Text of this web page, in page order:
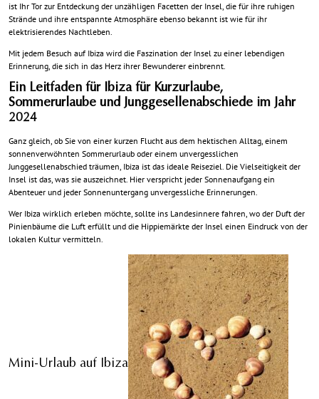
ist Ihr Tor zur Entdeckung der unzähligen Facetten der Insel, die für ihre ruhigen
Strände und ihre entspannte Atmosphäre ebenso bekannt ist wie für ihr
elektrisierendes Nachtleben.
Mit jedem Besuch auf Ibiza wird die Faszination der Insel zu einer lebendigen
Erinnerung, die sich in das Herz ihrer Bewunderer einbrennt.
Ein Leitfaden für Ibiza für Kurzurlaube,
Sommerurlaube und Junggesellenabschiede im Jahr
2024
Ganz gleich, ob Sie von einer kurzen Flucht aus dem hektischen Alltag, einem
sonnenverwöhnten Sommerurlaub oder einem unvergesslichen
Junggesellenabschied träumen, Ibiza ist das ideale Reiseziel. Die Vielseitigkeit der
Insel ist das, was sie auszeichnet. Hier verspricht jeder Sonnenaufgang ein
Abenteuer und jeder Sonnenuntergang unvergessliche Erinnerungen.
Wer Ibiza wirklich erleben möchte, sollte ins Landesinnere fahren, wo der Duft der
Pinienbäume die Luft erfüllt und die Hippiemärkte der Insel einen Eindruck von der
lokalen Kultur vermitteln.
Mini-Urlaub auf Ibiza